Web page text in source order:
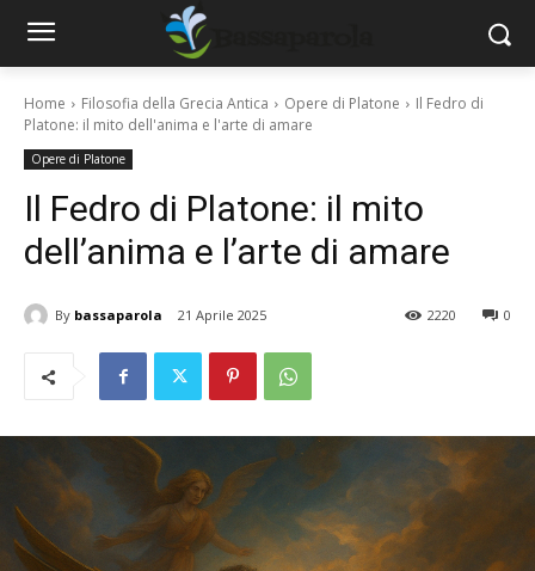
Home Filosofia della Grecia Antica Opere di Platone
Il Fedro di
Platone: il mito dell'anima e l'arte di amare
Opere di Platone
Il Fedro di Platone: il mito
dell’anima e l’arte di amare
By bassaparola 21 Aprile 2025 0
2220